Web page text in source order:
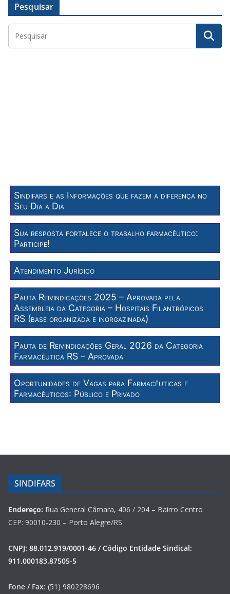
Pesquisar
Sindifars e as Informações que fazem a diferença no
Seu Dia a Dia
Sua resposta fortalece o trabalho farmacêutico:
Participe!
Atendimento Jurídico
Pauta Reivindicações 2025 – Aprovada pela
Assembleia da Categoria – Hospitais Filantrópicos
RS (base organizada e inorgazinada)
Pauta de Reivindicações Geral 2026 da Categoria
Farmacêutica RS – Aprovada
Oportunidades de Vagas para Farmacêuticas e
Farmacêuticos: Público e Privado
SINDIFARS
Endereço: Rua General Câmara, 406 / 204 – Bairro Centro
CEP: 90010-230 – Porto Alegre/RS
CNPJ: 88.012.919/0001-46 / Código Entidade Sindical:
911.000183.87505-5
Fone / Fax: (51) 980228696